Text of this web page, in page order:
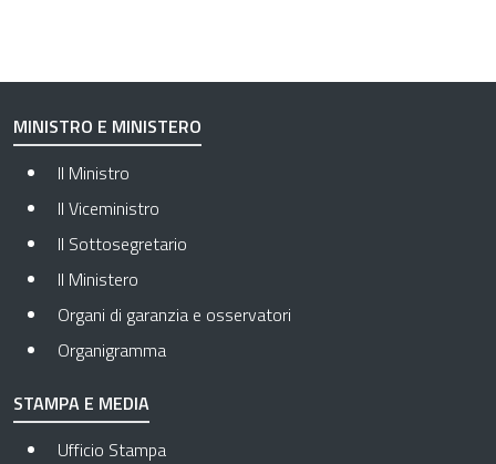
MINISTRO E MINISTERO
Il Ministro
Il Viceministro
Il Sottosegretario
Il Ministero
Organi di garanzia e osservatori
Organigramma
STAMPA E MEDIA
Ufficio Stampa